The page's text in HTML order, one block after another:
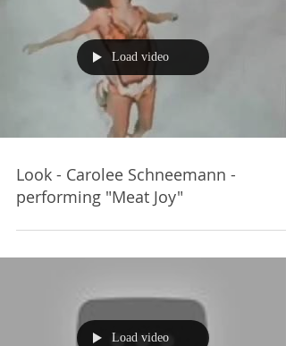
Load video
Look - Carolee Schneemann -
performing "Meat Joy"
Load video